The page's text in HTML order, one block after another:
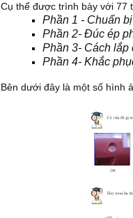
Cụ thể được trình bày với 77
Phần 1 - Chuẩn
Phần 2- Đúc ép
Phần 3- Cách lắp
Phần 4- Khắc
Bên dưới đây là một số hình